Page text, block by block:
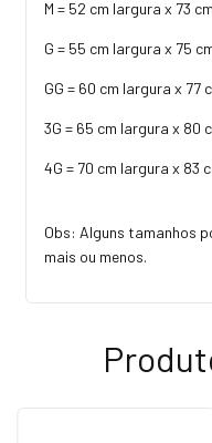
M = 52 cm largura x 73
G = 55 cm largura x 75
GG = 60 cm largura x 77
3G = 65 cm largura x 80
4G = 70 cm largura x 83
Obs: Alguns tamanhos
mais ou menos.